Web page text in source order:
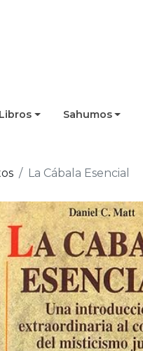
Libros Sahumos
La Cábala Esencial